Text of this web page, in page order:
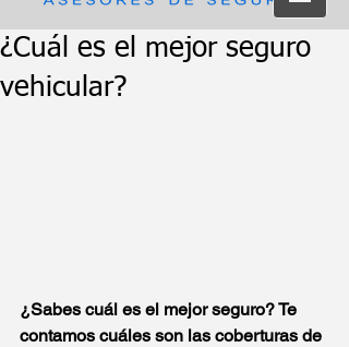
¿Cuál es el mejor seguro
vehicular?
¿Sabes cuál es el mejor seguro? Te
contamos cuáles son las coberturas de